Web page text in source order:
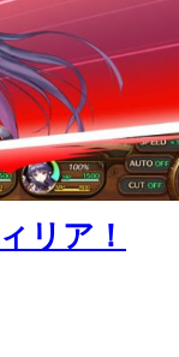
リア！